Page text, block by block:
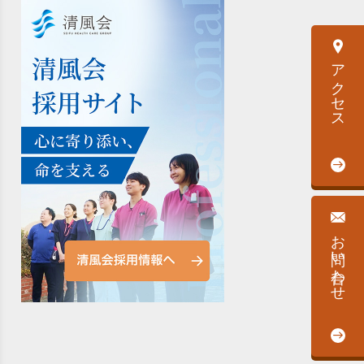
アクセス
お問い合わせ